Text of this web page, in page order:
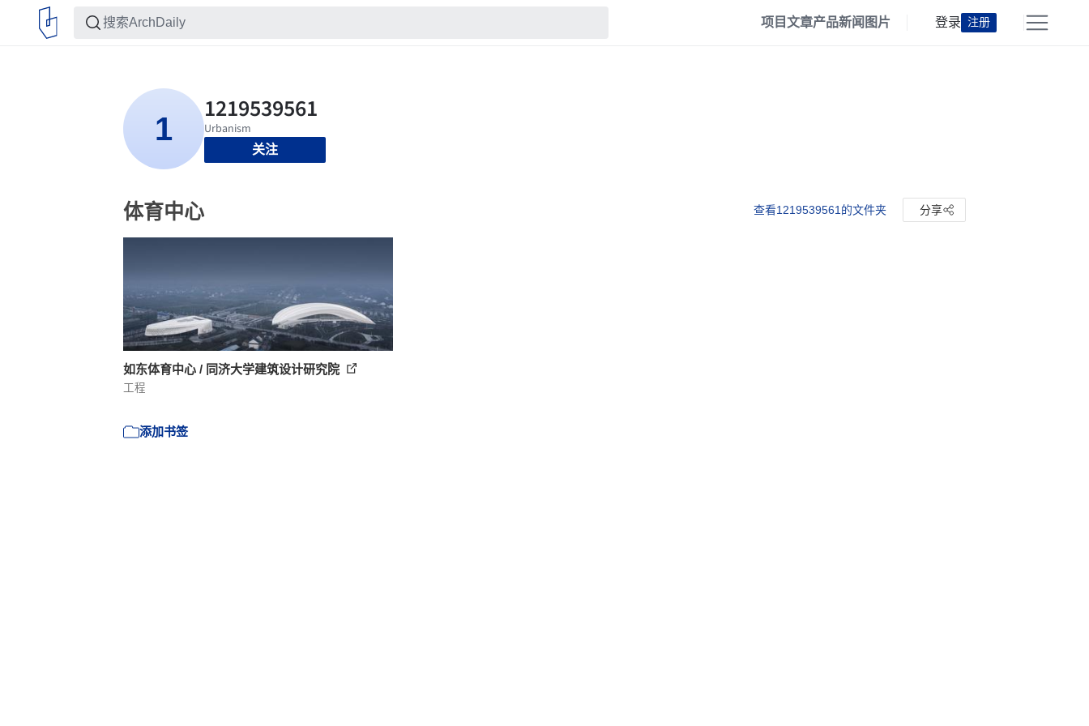
项目文章产品新闻 图片 登录 注册
关注
体育中心 查看1219539561的文件夹 分享
如东体育中心 / 同济大学建筑设计研究院
工程
添加书签